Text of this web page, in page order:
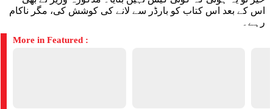
اس کے بعد اس کتاب کو بارڈر سے لانے کی کوشش کی، مگر ناکام
رہے۔
More in Featured :